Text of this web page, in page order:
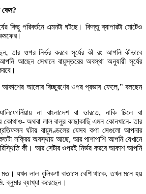
কেন?
কিছু পরিবর্তনে এমনটা ঘটছে। কিন্তু ব্যাপারটা মোটেও
তার ওপর নির্ভর করবে সূর্যের কী রং আপনি কীভাবে
আছেন সেখানে বায়ুস্তরের অবস্থা অনুযায়ী সূর্যের
আলোর বিচ্ছুরণের ওপর প্রভাব ফেলে,” বলছেন
না বাংলাদেশ বা ভারতে, নাকি চিলে বা
কোথাও- অথবা লাল বালুর কাছাকাছি এমন কোনখানে- তার
ঘটায় বায়ুমণ্ডলের যেসব কণা সেগুলো আপনার
সক্রিয় অবস্থায় আছে, আর পাশাপাশি আপনি যেখানে
কী। আর সেটার ওপরই নির্ভর করবে আকাশ আপনি
মত। যখন লাল ধূলিকণা বাতাসে বেশি থাকে, তখন মনে হয়
ব্লুমার ব্যাখ্যা করেছেন।